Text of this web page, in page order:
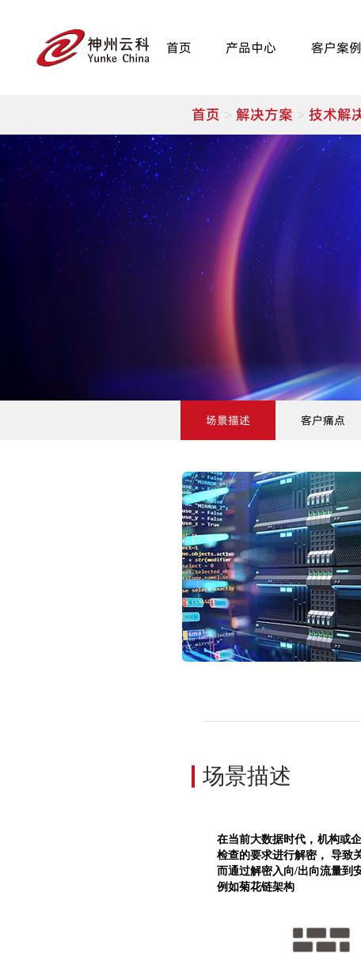
首页 产品中心 客户案例
首页 > 解决方案 > 技术解
场景描述 客户痛点
场景描述
在当前大数据时代， 机构或
检查的要求进行解密， 导致
而通过解密入向/出向流量到
例如菊花链架构